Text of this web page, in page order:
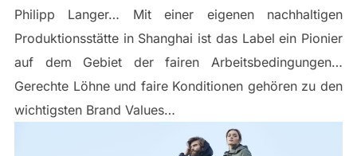
Philipp Langer… Mit einer eigenen nachhaltigen
Produktionsstätte in Shanghai ist das Label ein Pionier
auf dem Gebiet der fairen Arbeitsbedingungen…
Gerechte Löhne und faire Konditionen gehören zu den
wichtigsten Brand Values…